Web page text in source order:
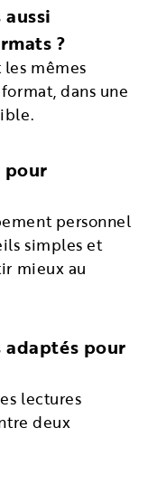
?
mêmes
dans une
pour
personnel
simples et
mieux au
adaptés pour
lectures
deux